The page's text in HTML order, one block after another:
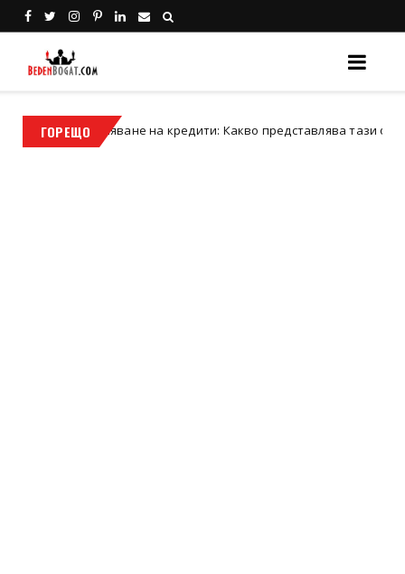
ГОРЕЩОна кредити: Какво представлява тази финансова